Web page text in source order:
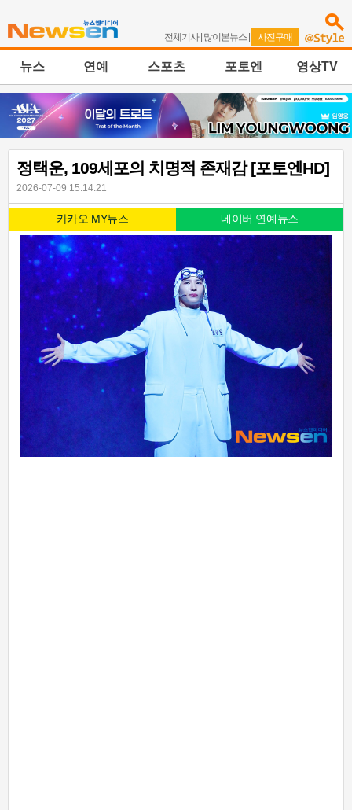
전체기사| 많이본뉴스 | 사진구매
뉴스 연예 스포츠 포토엔 영상TV
정택운, 109세포의 치명적 존재감 [포토엔HD]
2026-07-09 15:14:21
카카오 MY뉴스 네이버 연예뉴스